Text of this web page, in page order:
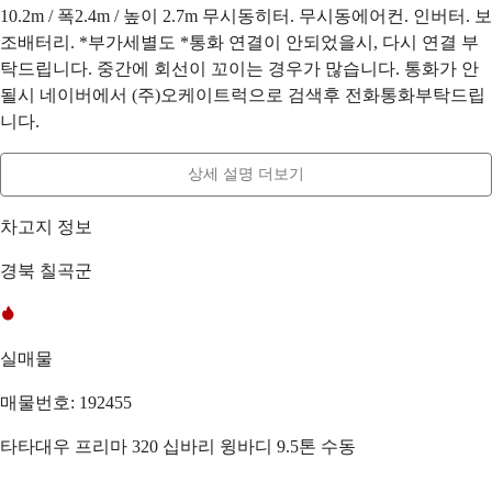
10.2m / 폭2.4m / 높이 2.7m 무시동히터. 무시동에어컨. 인버터. 보
조배터리. *부가세별도 *통화 연결이 안되었을시, 다시 연결 부
탁드립니다. 중간에 회선이 꼬이는 경우가 많습니다. 통화가 안
될시 네이버에서 (주)오케이트럭으로 검색후 전화통화부탁드립
니다.
상세 설명 더보기
차고지 정보
경북 칠곡군
실매물
매물번호: 192455
타타대우 프리마 320 십바리 윙바디 9.5톤 수동